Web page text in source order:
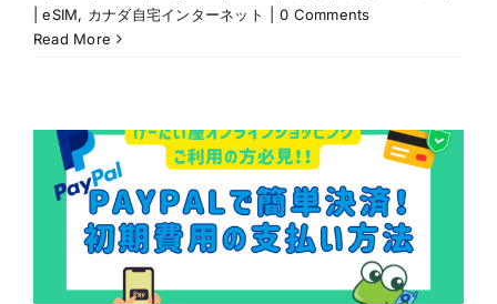
| eSIM, カナダ自宅インターネット
0 Comments
Read More